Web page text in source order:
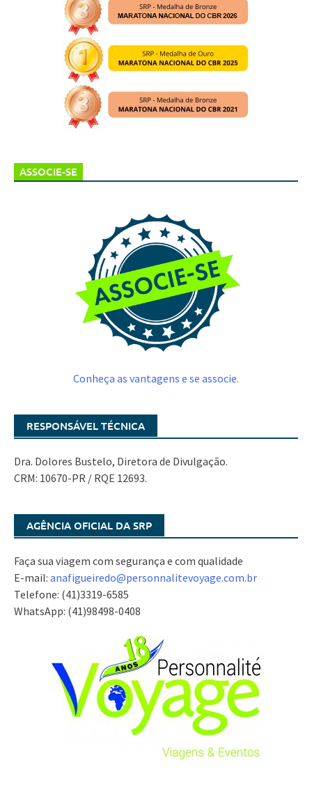
ASSOCIE-SE
Conheça as vantagens e se associe.
RESPONSÁVEL TÉCNICA
Dra. Dolores Bustelo, Diretora de Divulgação.
CRM: 10670-PR / RQE 12693.
AGÊNCIA OFICIAL DA SRP
Faça sua viagem com segurança e com qualidade
E-mail: anafigueiredo@personnalitevoyage.com.br
Telefone: (41)3319-6585
WhatsApp: (41)98498-0408